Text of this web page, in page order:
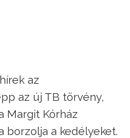
az
az új TB törvény,
Margit Kórház
borzolja a kedélyeket.